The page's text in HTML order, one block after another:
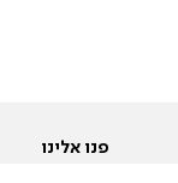
פנו אלינו